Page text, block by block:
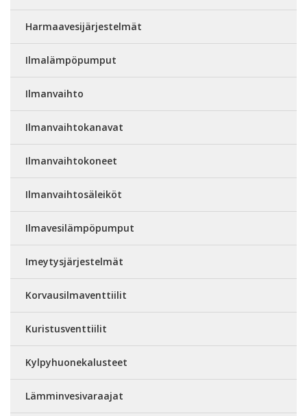
Harmaavesijärjestelmät
Ilmalämpöpumput
Ilmanvaihto
Ilmanvaihtokanavat
Ilmanvaihtokoneet
Ilmanvaihtosäleiköt
Ilmavesilämpöpumput
Imeytysjärjestelmät
Korvausilmaventtiilit
Kuristusventtiilit
Kylpyhuonekalusteet
Lämminvesivaraajat